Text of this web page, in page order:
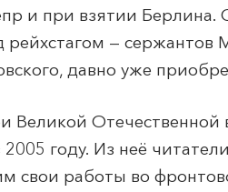
и при взятии
— сержантов
давно уже
Великой
году. Из неё
свои работы во